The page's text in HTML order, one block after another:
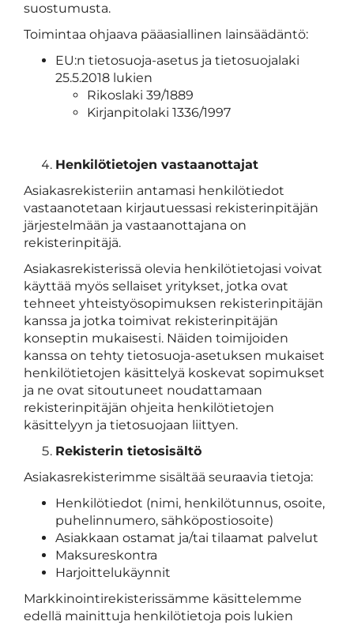
suostumusta.
Toimintaa ohjaava pääasiallinen lainsäädäntö:
EU:n tietosuoja-asetus ja tietosuojalaki
25.5.2018 lukien
Rikoslaki 39/1889
Kirjanpitolaki 1336/1997
Henkilötietojen vastaanottajat
Asiakasrekisteriin antamasi henkilötiedot
vastaanotetaan kirjautuessasi rekisterinpitäjän
järjestelmään ja vastaanottajana on
rekisterinpitäjä.
Asiakasrekisterissä olevia henkilötietojasi voivat
käyttää myös sellaiset yritykset, jotka ovat
tehneet yhteistyösopimuksen rekisterinpitäjän
kanssa ja jotka toimivat rekisterinpitäjän
konseptin mukaisesti. Näiden toimijoiden
kanssa on tehty tietosuoja-asetuksen mukaiset
henkilötietojen käsittelyä koskevat sopimukset
ja ne ovat sitoutuneet noudattamaan
rekisterinpitäjän ohjeita henkilötietojen
käsittelyyn ja tietosuojaan liittyen.
Rekisterin tietosisältö
Asiakasrekisterimme sisältää seuraavia tietoja:
Henkilötiedot (nimi, henkilötunnus, osoite,
puhelinnumero, sähköpostiosoite)
Asiakkaan ostamat ja/tai tilaamat palvelut
Maksureskontra
Harjoittelukäynnit
Markkinointirekisterissämme käsittelemme
edellä mainittuja henkilötietoja pois lukien